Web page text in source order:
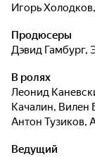
Игорь Холодков,
Продюсеры
Дэвид Гамбург,
В ролях
Леонид
Качалин, Вилен
Антон Тузиков,
Ведущий